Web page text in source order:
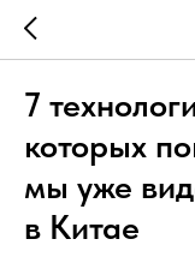
7
которых
мы уже
в Китае